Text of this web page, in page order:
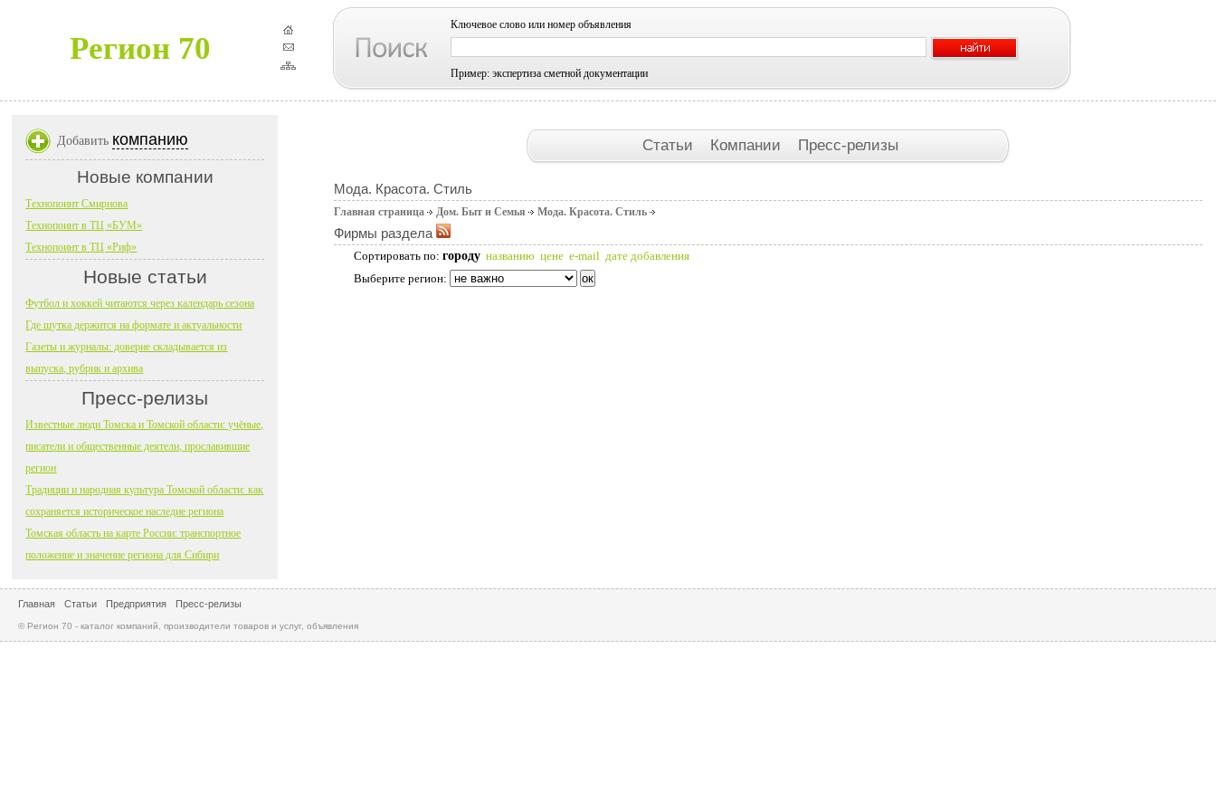
Регион 70
Ключевое слово или номер объявления
Пример: экспертиза сметной документации
Статьи Компании Пресс-релизы
Мода. Красота. Стиль
Главная страница Дом. Быт и Семья Мода. Красота. Стиль
Фирмы раздела
Сортировать по: городу названию цене e-mail дате добавления
Выберите регион:
Добавить компанию
Новые компании
Технопоинт Смирнова
Технопоинт в ТЦ «БУМ»
Технопоинт в ТЦ «Риф»
Новые статьи
Футбол и хоккей читаются через календарь сезона
Где шутка держится на формате и актуальности
Газеты и журналы: доверие складывается из
выпуска, рубрик и архива
Пресс-релизы
Известные люди Томска и Томской области: учёные,
писатели и общественные деятели, прославившие
регион
Традиции и народная культура Томской области: как
сохраняется историческое наследие региона
Томская область на карте России: транспортное
положение и значение региона для Сибири
Главная Статьи Предприятия Пресс-релизы
© Регион 70 - каталог компаний, производители товаров и услуг, объявления